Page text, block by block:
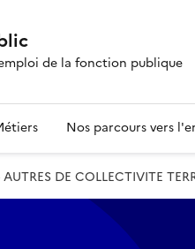
de la fonction publique
Nos parcours vers
DE COLLECTIVITE